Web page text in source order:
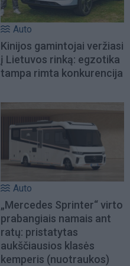
Auto
Kinijos gamintojai veržiasi
į Lietuvos rinką: egzotika
tampa rimta konkurencija
Auto
„Mercedes Sprinter“ virto
prabangiais namais ant
ratų: pristatytas
aukščiausios klasės
kemperis (nuotraukos)